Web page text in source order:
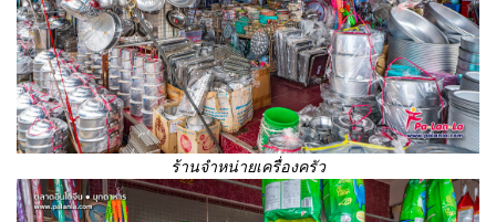
ร้านจำหน่ายเครื่องครัว